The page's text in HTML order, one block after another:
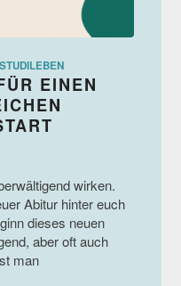
STUDILEBEN
EINEN
wirken.
Abitur hinter euch
dieses neuen
aber oft auch
man